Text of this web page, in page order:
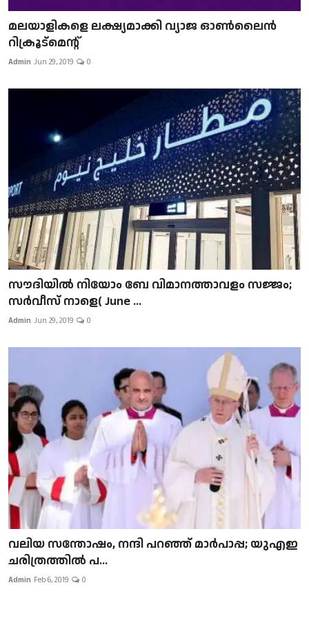
മലയാളികളെ ലക്ഷ്യമാക്കി വ്യാജ ഓൺലൈൻ
റിക്രൂട്മെന്റ്
Admin Jun 29, 2019 0
സൗദിയിൽ നിയോം ബേ വിമാനത്താവളം സജ്ജം;
സർവീസ് നാളെ( June ...
Admin Jun 29, 2019 0
വലിയ സന്തോഷം, നന്ദി പറഞ്ഞ് മാർപാപ്പ; യുഎഇ
ചരിത്രത്തിൽ പ...
Admin Feb 6, 2019 0